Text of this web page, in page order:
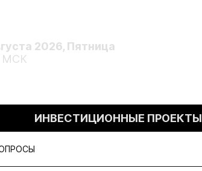
2026, Пятница
МСК
ИНВЕСТИЦИОННЫЕ ПРОЕКТЫ